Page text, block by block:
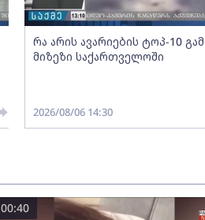
რა არის ავარიების ტოპ-10
მიზეზი საქართველოში
2026/08/06 14:30
00:40